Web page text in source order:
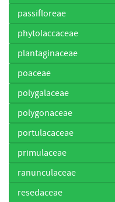
passifloreae
phytolaccaceae
plantaginaceae
poaceae
polygalaceae
polygonaceae
portulacaceae
primulaceae
ranunculaceae
resedaceae